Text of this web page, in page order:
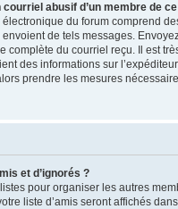
courriel abusif d’un membre de
du forum comprend
de tels messages.
complète du courriel reçu. Il est
des informations sur
prendre les mesures
et d’ignorés ?
pour organiser les autres
liste d’amis seront affichés